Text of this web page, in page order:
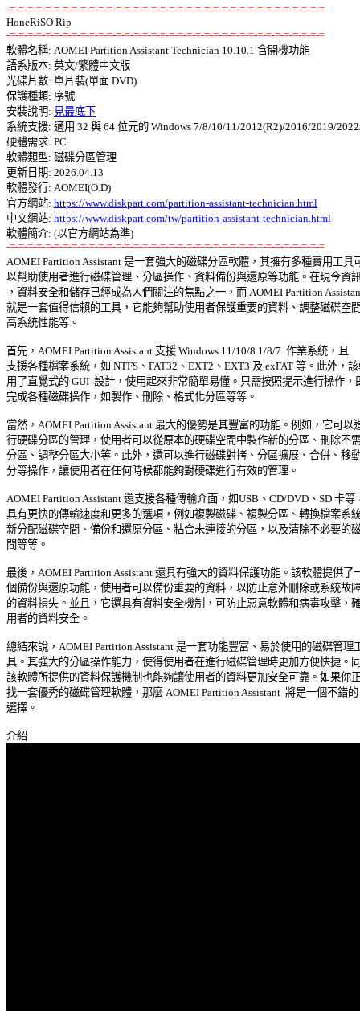
-=-=-=-=-=-=-=-=-=-=-=-=-=-=-=-=-=-=-=-=-=-=-=-=-=-=-=-=-=-=-=-=-=-=-=-=
-=-=-=-=-=-=-=-=-=-=-=-=-=-=-=-=-=-=-=-=-=-=-=-=-=-=-=-=-=-=-=-=-=-=-=-=
軟體名稱: AOMEI Partition Assistant Technician 10.10.1 含開機功能
語系版本: 英文/繁體中文版
光碟片數: 單片裝(單面 DVD)
保護種類: 序號
安裝說明: 見最底下
系統支援: 適用 32 與 64 位元的 Windows 7/8/10/11/2012(R2)/2016/2019/
硬體需求: PC
軟體類型: 磁碟分區管理
更新日期: 2026.04.13
軟體發行: AOMEI(O.D)
官方網站: https://www.diskpart.com/partition-assistant-technician.html
中文網站: https://www.diskpart.com/tw/partition-assistant-technician.html
-=-=-=-=-=-=-=-=-=-=-=-=-=-=-=-=-=-=-=-=-=-=-=-=-=-=-=-=-=-=-=-=-=-=-=-=
AOMEI Partition Assistant 是一套強大的磁碟分區軟體，其擁有多種實用工具
以幫助使用者進行磁碟管理、分區操作、資料備份與還原等功能。在現今資
，資料安全和儲存已經成為人們關注的焦點之一，而 AOMEI Partition
就是一套值得信賴的工具，它能夠幫助使用者保護重要的資料、調整磁碟空
高系統性能等。
首先，AOMEI Partition Assistant 支援 Windows 11/10/8.1/8/7  作業系統，且
支援各種檔案系統，如 NTFS、FAT32、EXT2、EXT3 及 exFAT 等。此外，
用了直覺式的 GUI  設計，使用起來非常簡單易懂。只需按照提示進行操作，
完成各種磁碟操作，如製作、刪除、格式化分區等等。
當然，AOMEI Partition Assistant 最大的優勢是其豐富的功能。例如，它可以
行硬碟分區的管理，使用者可以從原本的硬碟空間中製作新的分區、刪除不
分區、調整分區大小等。此外，還可以進行磁碟對拷、分區擴展、合併、移
分等操作，讓使用者在任何時候都能夠對硬碟進行有效的管理。
AOMEI Partition Assistant 還支援各種傳輸介面，如USB、CD/DVD、SD 卡
具有更快的傳輸速度和更多的選項，例如複製磁碟、複製分區、轉換檔案系
新分配磁碟空間、備份和還原分區、粘合未連接的分區，以及清除不必要的
間等等。
最後，AOMEI Partition Assistant 還具有強大的資料保護功能。該軟體提供了
個備份與還原功能，使用者可以備份重要的資料，以防止意外刪除或系統故
的資料損失。並且，它還具有資料安全機制，可防止惡意軟體和病毒攻擊，
用者的資料安全。
總結來說，AOMEI Partition Assistant 是一套功能豐富、易於使用的磁碟管理
具。其強大的分區操作能力，使得使用者在進行磁碟管理時更加方便快捷。
該軟體所提供的資料保護機制也能夠讓使用者的資料更加安全可靠。如果你
找一套優秀的磁碟管理軟體，那麼 AOMEI Partition Assistant  將是一個不錯的
選擇。